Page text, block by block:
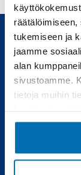
tukemiseen ja
jaamme
alan
sivustoamme.
tietoja muihin
Uudet ja käytetyt
Automyynti